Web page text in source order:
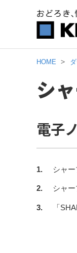
HOME
シ
電子
1. シャ
2. シャ
3. 「